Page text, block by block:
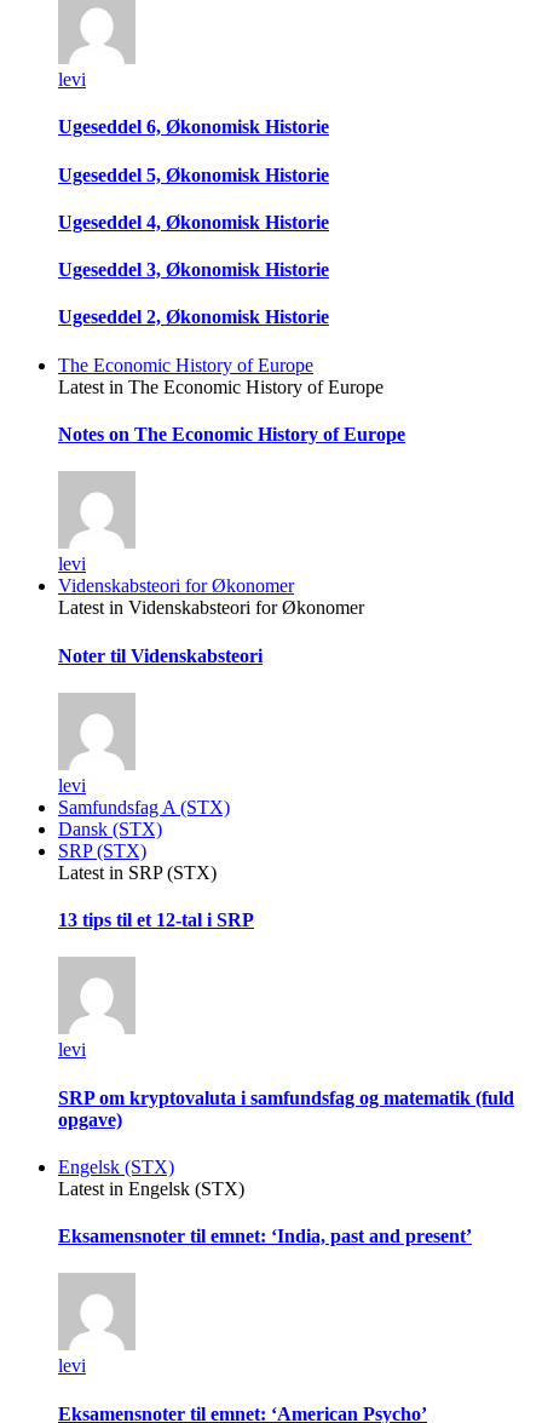
levi
Ugeseddel 6, Økonomisk Historie
Ugeseddel 5, Økonomisk Historie
Ugeseddel 4, Økonomisk Historie
Ugeseddel 3, Økonomisk Historie
Ugeseddel 2, Økonomisk Historie
The Economic History of Europe
Latest in The Economic History of Europe
Notes on The Economic History of Europe
levi
Videnskabsteori for Økonomer
Latest in Videnskabsteori for Økonomer
Noter til Videnskabsteori
levi
Samfundsfag A (STX)
Dansk (STX)
SRP (STX)
Latest in SRP (STX)
13 tips til et 12-tal i SRP
levi
SRP om kryptovaluta i samfundsfag og matematik (fuld
opgave)
Engelsk (STX)
Latest in Engelsk (STX)
Eksamensnoter til emnet: ‘India, past and present’
levi
Eksamensnoter til emnet: ‘American Psycho’